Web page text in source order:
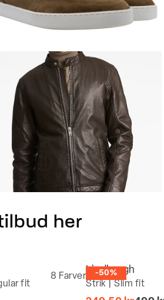
her
fit
8 Farver -50%
Lindbergh
Strik | Slim fit